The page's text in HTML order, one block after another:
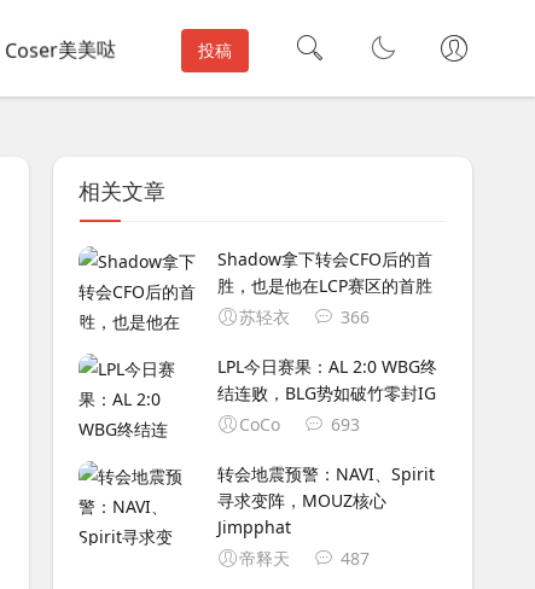
Coser美美哒 投稿
相关文章
Shadow拿下转会CFO后的首
胜，也是他在LCP赛区的首胜
苏轻衣
366
LPL今日赛果：AL 2:0 WBG终
结连败，BLG势如破竹零封IG
CoCo
693
转会地震预警：NAVI、Spirit
寻求变阵，MOUZ核心
Jimpphat
帝释天
487